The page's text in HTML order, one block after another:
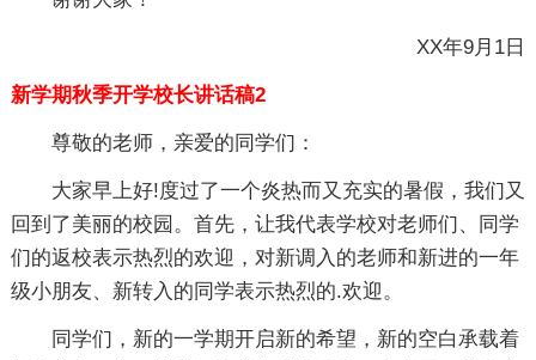
XX年9月1日
新学期秋季开学校长讲话稿2
尊敬的老师，亲爱的同学们：
大家早上好!度过了一个炎热而又充实的暑假，我们又
回到了美丽的校园。首先，让我代表学校对老师们、同学
们的返校表示热烈的欢迎，对新调入的老师和新进的一年
级小朋友、新转入的同学表示热烈的.欢迎。
同学们，新的一学期开启新的希望，新的空白承载着